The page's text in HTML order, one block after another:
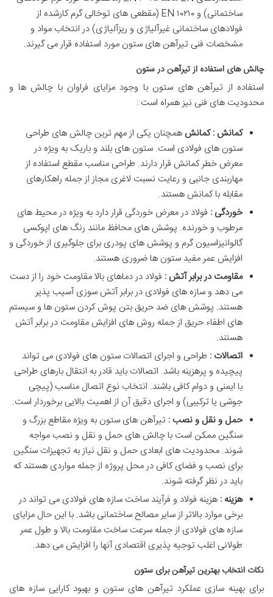
ساختمانی) و EN ۱۰۲۱۰ (مقطعی های توخالی گرم کارشده از
فولادهای ساختمانی غیرآلیاژی و ریزآلیاژی) در انتخاب مواد و
مشخصات فنی تیرآهن های ستون مورد استفاده قرار می گیرند.
چالش های استفاده از تیرآهن در ستون
استفاده از تیرآهن های ستون با وجود مزایای فراوان با چالش ها و
محدودیت های فنی نیز همراه است :
کمانش : کمانش همچنان یکی از مهم ترین چالش های طراحی
ستون های فولادی است. ستون های بلند و باریک به ویژه در
معرض خطر کمانش قرار دارند. طراحی مناسب مقطع استفاده از
مهاربندی جانبی و رعایت نسبت لاغری مجاز از جمله راهکارهای
مقابله با کمانش هستند.
خوردگی : فولاد در معرض خوردگی قرار دارد به ویژه در محیط های
مرطوب و خورنده. پوشش های محافظ مانند رنگ های اپوکسی
گالوانیزاسیون گرم و پوشش های پودری برای جلوگیری از خوردگی و
افزایش عمر مفید ستون ها ضروری هستند.
مقاومت در برابر آتش : فولاد در دماهای بالا مقاومت خود را از دست
می دهد و سازه های فولادی در برابر آتش سوزی آسیب پذیر
هستند. پوشش های ضد حریق بتن پوش کردن ستون ها و سیستم
های اطفاء حریق از جمله روش های افزایش مقاومت در برابر آتش
هستند.
اتصالات : طراحی و اجرای اتصالات ستون های فولادی می تواند
پیچیده و پرهزینه باشد. اتصالات باید قادر به انتقال بارهای طراحی
با ایمنی و دوام کافی باشند. انتخاب نوع اتصال مناسب (پیچی
جوشی یا ترکیبی) و اجرای دقیق آن از اهمیت بالایی برخوردار است.
حمل و نقل و نصب : تیرآهن های ستون به ویژه مقاطع بزرگ و
سنگین ممکن است با چالش های حمل و نقل و نصب مواجه
شوند. محدودیت های ابعادی حمل و نقل نیاز به تجهیزات سنگین
برای نصب و فضای کافی در محل پروژه از جمله مواردی هستند که
باید در نظر گرفته شوند.
هزینه : هزینه فولاد و فرآیند ساخت سازه های فولادی می تواند در
برخی موارد بالاتر از سایر مصالح ساختمانی باشد. با این حال مزایای
سازه های فولادی از جمله سرعت ساخت مقاومت بالا و طول عمر
طولانی اغلب توجیه پذیری اقتصادی آنها را افزایش می دهد.
نکات انتخاب بهترین تیرآهن برای ستون
برای بهینه سازی عملکرد تیرآهن های ستون و بهبود کارایی سازه های